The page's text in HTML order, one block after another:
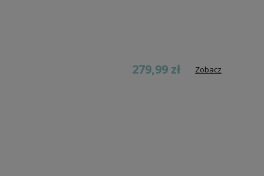
279,99 zł Zobacz